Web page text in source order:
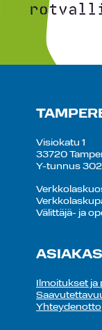
Visiokatu 1
33720
Y-tunnus
Välittäjä- ja
Ilmoitukset
Yhteydenotto